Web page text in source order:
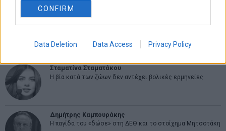
CONFIRM
Data Deletion Data Access Privacy Policy
Σταματίνα Σταματάκου
Η βία κατά των ζώων δεν αντέχει βολικές ερμηνείες
Δημήτρης Καμπουράκης
Η παγίδα του «δώσε» στη ΔΕΘ και το στοίχημα Μητσοτάκη